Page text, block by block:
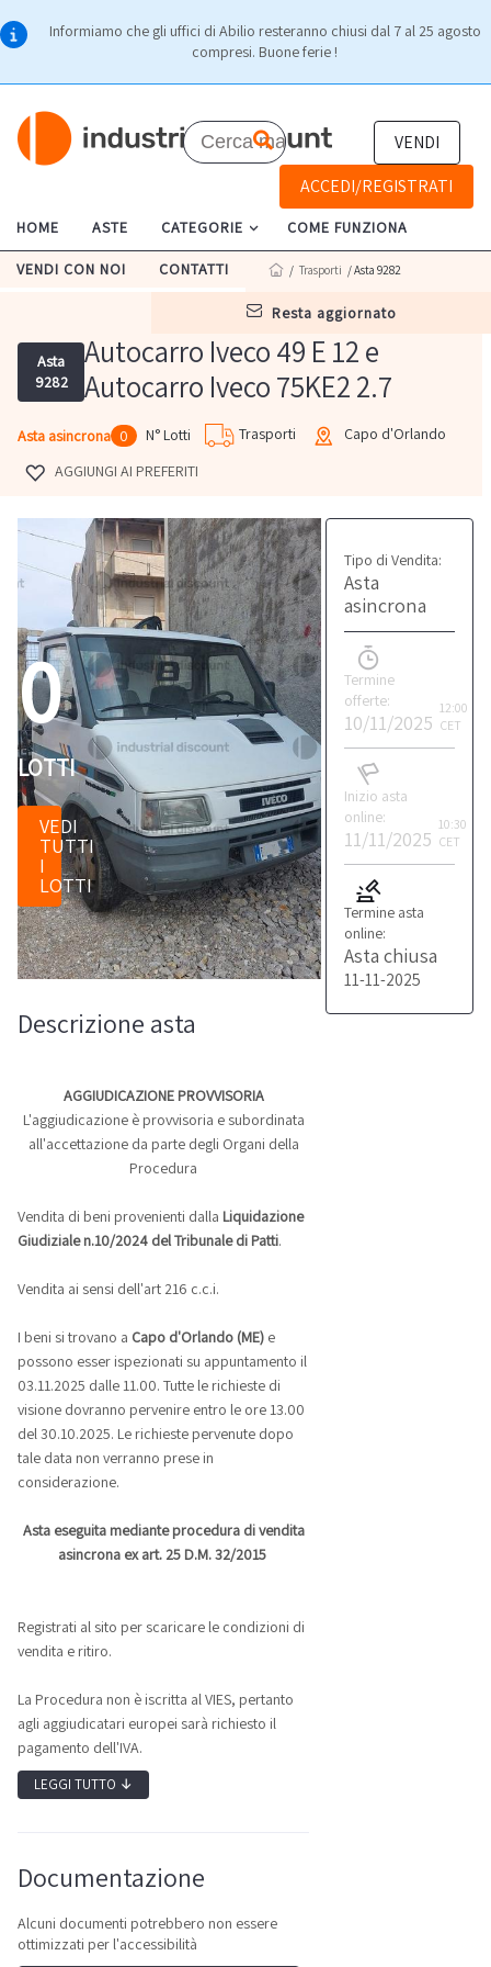
Informiamo che gli uffici di Abilio resteranno chiusi dal 7 al 25 agosto
compresi. Buone ferie !
VENDI
ACCEDI/REGISTRATI
HOME ASTE CATEGORIE COME FUNZIONA
VENDI CON NOI CONTATTI
resta aggiornato
/ Trasporti / Asta 9282
Asta
9282
Autocarro Iveco 49 E 12 e
Autocarro Iveco 75KE2 2.7
Asta asincrona 0 N° Lotti Trasporti
Capo d'Orlando
AGGIUNGI AI PREFERITI
0
LOTTI
VEDI
TUTTI
I
LOTTI
Tipo di Vendita:
Asta
asincrona
Termine
offerte:
10/11/2025
12:00
CET
Inizio asta
online:
11/11/2025
10:30
CET
Termine asta
online:
Asta chiusa
11-11-2025
Descrizione asta
AGGIUDICAZIONE PROVVISORIA
L'aggiudicazione è provvisoria e subordinata
all'accettazione da parte degli Organi della
Procedura
Vendita di beni provenienti dalla Liquidazione
Giudiziale n.10/2024 del Tribunale di Patti.
Vendita ai sensi dell'art 216 c.c.i.
I beni si trovano a Capo d'Orlando (ME) e
possono esser ispezionati su appuntamento il
03.11.2025 dalle 11.00. Tutte le richieste di
visione dovranno pervenire entro le ore 13.00
del 30.10.2025. Le richieste pervenute dopo
tale data non verranno prese in
considerazione.
Asta eseguita mediante procedura di vendita
asincrona ex art. 25 D.M. 32/2015
Registrati al sito per scaricare le condizioni di
vendita e ritiro.
La Procedura non è iscritta al VIES, pertanto
agli aggiudicatari europei sarà richiesto il
pagamento dell'IVA.
LEGGI TUTTO ↓
Documentazione
Alcuni documenti potrebbero non essere
ottimizzati per l'accessibilità